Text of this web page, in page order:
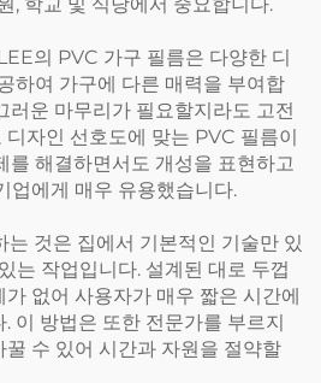
의 PVC 가구 필름은 다양한 디
하여 가구에 다른 매력을 부여합
러운 마무리가 필요할지라도 고전
자인 선호도에 맞는 PVC 필름이
를 해결하면서도 개성을 표현하고
업에게 매우 유용했습니다.
것은 집에서 기본적인 기술만 있
는 작업입니다. 설계된 대로 두껍
없어 사용자가 매우 짧은 시간에
이 방법은 또한 전문가를 부르지
수 있어 시간과 자원을 절약할